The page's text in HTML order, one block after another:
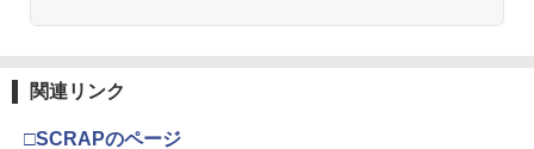
関連リンク
□SCRAPのページ